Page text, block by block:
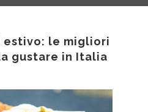
le migliori
gustare in Italia